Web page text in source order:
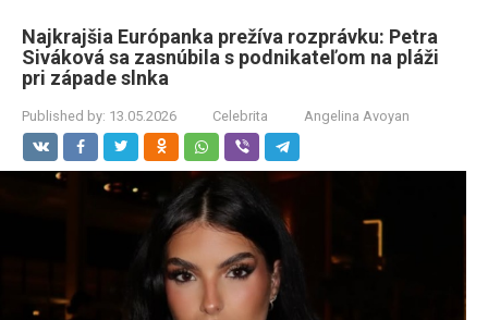
Najkrajšia Európanka prežíva rozprávku: Petra
Siváková sa zasnúbila s podnikateľom na pláži
pri západe slnka
Published by: 13.05.2026 Celebrita Angelina Avoyan